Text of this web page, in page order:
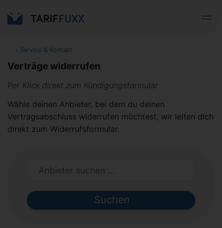
‹ Service & Kontakt
Verträge widerrufen
Per Klick direkt zum Kündigungsformular
Wähle deinen Anbieter, bei dem du deinen
Vertragsabschluss widerrufen möchtest, wir leiten dich
direkt zum Widerrufsformular.
Suchen